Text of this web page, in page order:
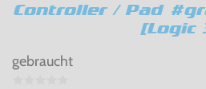
Controller / Pad
[Logic
gebraucht